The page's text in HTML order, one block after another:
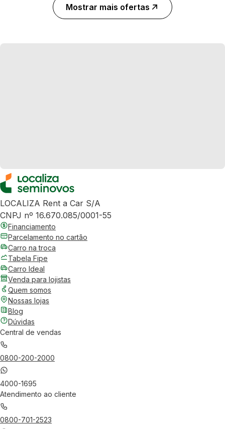
Mostrar mais ofertas
LOCALIZA Rent a Car S/A
CNPJ nº 16.670.085/0001-55
Financiamento
Parcelamento no cartão
Carro na troca
Tabela Fipe
Carro Ideal
Venda para lojistas
Quem somos
Nossas lojas
Blog
Dúvidas
Central de vendas
0800-200-2000
4000-1695
Atendimento ao cliente
0800-701-2523